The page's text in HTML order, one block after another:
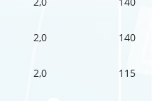
2,0 140
2,0 115